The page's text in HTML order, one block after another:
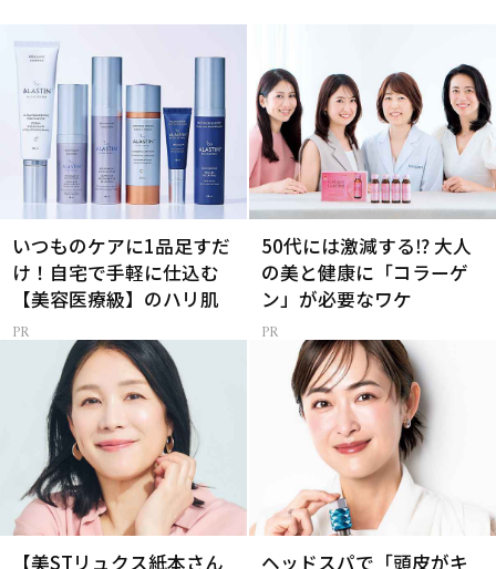
いつものケアに1品足すだ
け！自宅で手軽に仕込む
【美容医療級】のハリ肌
50代には激減する⁉ 大人
の美と健康に「コラーゲ
ン」が必要なワケ
【美STリュクス紙本さん ヘッドスパで「頭皮がキ